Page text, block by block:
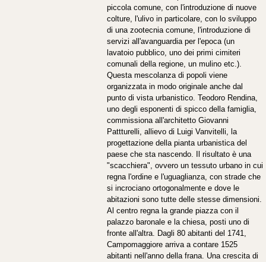
piccola comune, con l'introduzione di nuove
colture, l'ulivo in particolare, con lo sviluppo
di una zootecnia comune, l'introduzione di
servizi all'avanguardia per l'epoca (un
lavatoio pubblico, uno dei primi cimiteri
comunali della regione, un mulino etc.).
Questa mescolanza di popoli viene
organizzata in modo originale anche dal
punto di vista urbanistico. Teodoro Rendina,
uno degli esponenti di spicco della famiglia,
commissiona all'architetto Giovanni
Pattturelli, allievo di Luigi Vanvitelli, la
progettazione della pianta urbanistica del
paese che sta nascendo. Il risultato è una
"scacchiera", ovvero un tessuto urbano in cui
regna l'ordine e l'uguaglianza, con strade che
si incrociano ortogonalmente e dove le
abitazioni sono tutte delle stesse dimensioni.
Al centro regna la grande piazza con il
palazzo baronale e la chiesa, posti uno di
fronte all'altra. Dagli 80 abitanti del 1741,
Campomaggiore arriva a contare 1525
abitanti nell'anno della frana. Una crescita di